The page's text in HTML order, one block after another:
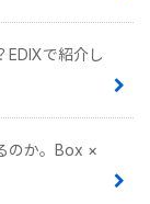
EDIXで紹介し
のか。Box ×